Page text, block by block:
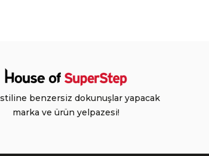
benzersiz dokunuşlar yapacak
marka ve ürün yelpazesi!